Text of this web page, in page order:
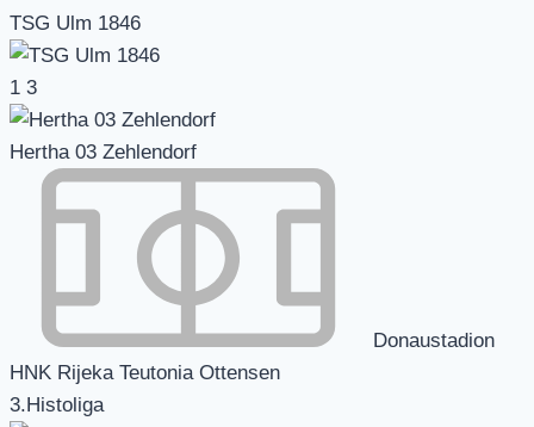
TSG Ulm 1846
1 3
Hertha 03 Zehlendorf
Donaustadion
HNK Rijeka Teutonia Ottensen
3.Histoliga